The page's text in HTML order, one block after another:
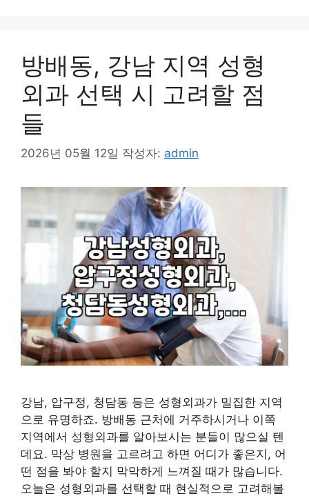
방배동, 강남 지역 성형
외과 선택 시 고려할 점
들
2026년 05월 12일 작성자: admin
강남, 압구정, 청담동 등은 성형외과가 밀집한 지역
으로 유명하죠. 방배동 근처에 거주하시거나 이쪽
지역에서 성형외과를 알아보시는 분들이 많으실 텐
데요. 막상 병원을 고르려고 하면 어디가 좋은지, 어
떤 점을 봐야 할지 막막하게 느껴질 때가 많습니다.
오늘은 성형외과를 선택할 때 현실적으로 고려해볼